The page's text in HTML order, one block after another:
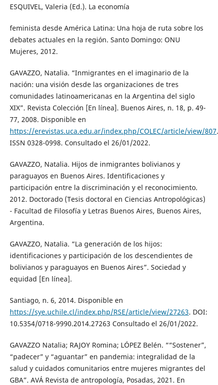
ESQUIVEL, Valeria (Ed.). La economía
feminista desde América Latina: Una hoja de ruta sobre los
debates actuales en la región. Santo Domingo: ONU
Mujeres, 2012.
GAVAZZO, Natalia. “Inmigrantes en el imaginario de la
nación: una visión desde las organizaciones de tres
comunidades latinoamericanas en la Argentina del siglo
XIX”. Revista Colección [En línea]. Buenos Aires, n. 18, p. 49-
77, 2008. Disponible en
https://erevistas.uca.edu.ar/index.php/COLEC/article/view/807.
ISSN 0328-0998. Consultado el 26/01/2022.
GAVAZZO, Natalia. Hijos de inmigrantes bolivianos y
paraguayos en Buenos Aires. Identificaciones y
participación entre la discriminación y el reconocimiento.
2012. Doctorado (Tesis doctoral en Ciencias Antropológicas)
- Facultad de Filosofía y Letras Buenos Aires, Buenos Aires,
Argentina.
GAVAZZO, Natalia. “La generación de los hijos:
identificaciones y participación de los descendientes de
bolivianos y paraguayos en Buenos Aires”. Sociedad y
equidad [En línea].
Santiago, n. 6, 2014. Disponible en
https://sye.uchile.cl/index.php/RSE/article/view/27263. DOI:
10.5354/0718-9990.2014.27263 Consultado el 26/01/2022.
GAVAZZO Natalia; RAJOY Romina; LÓPEZ Belén. ““Sostener”,
“padecer” y “aguantar” en pandemia: integralidad de la
salud y cuidados comunitarios entre mujeres migrantes del
GBA”. AVÁ Revista de antropología, Posadas, 2021. En